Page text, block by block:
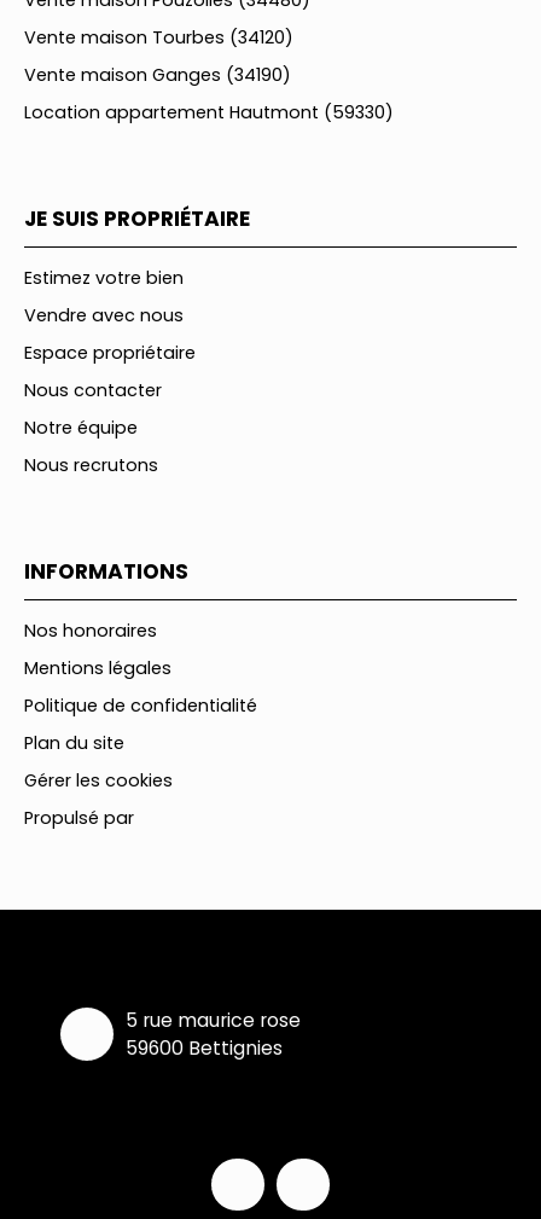
Vente maison Tourbes (34120)
Vente maison Ganges (34190)
Location appartement Hautmont (59330)
JE SUIS PROPRIÉTAIRE
Estimez votre bien
Vendre avec nous
Espace propriétaire
Nous contacter
Notre équipe
Nous recrutons
INFORMATIONS
Nos honoraires
Mentions légales
Politique de confidentialité
Plan du site
Gérer les cookies
Propulsé par
5 rue maurice rose
59600 Bettignies